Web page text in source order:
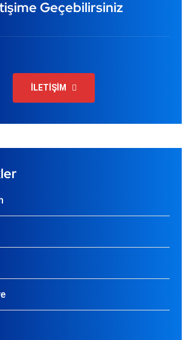
Geçebilirsiniz
İLETİŞİM